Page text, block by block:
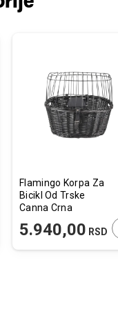
U KORPU
Flamingo Korpa Za
Bicikl Od Trske
Canna Crna
5.940,00 RSD